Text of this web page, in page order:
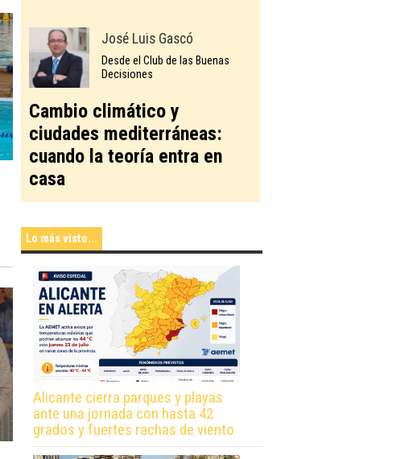
José Luis Gascó
Desde el Club de las Buenas
Decisiones
Cambio climático y
ciudades mediterráneas:
cuando la teoría entra en
casa
Lo más visto...
Alicante cierra parques y playas
ante una jornada con hasta 42
grados y fuertes rachas de viento